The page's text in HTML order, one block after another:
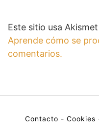
Este sitio usa
Aprende cómo se
comentarios.
Contacto - Cookies